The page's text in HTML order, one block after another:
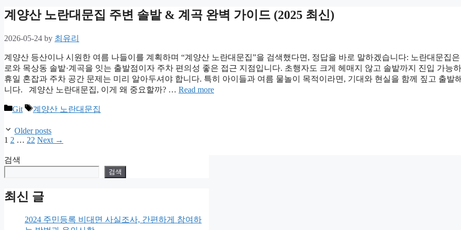
계양산 노란대문집 주변 솔밭 & 계곡 완벽 가이드 (2025 최신)
2026-05-24 by 최유리
계양산 등산이나 시원한 여름 나들이를 계획하며 “계양산 노란대문집”을 검색했다면, 정답을 바로 말하겠습니다: 노란대문집
로와 목상동 솔밭·계곡을 잇는 출발점이자 주차 편의성 좋은 접근 지점입니다. 초행자도 크게 헤매지 않고 솔밭까지 진입 가능
휴일 혼잡과 주차 공간 문제는 미리 알아두셔야 합니다. 특히 아이들과 여름 물놀이 목적이라면, 기대와 현실을 함께 짚고 출발
니다. 계양산 노란대문집, 이게 왜 중요할까? … Read more
Categories
Git Tags
계양산 노란대문집
Older posts
Page
1 Page
2 … Page
22 Next →
검색
검색
최신 글
2024 주민등록 비대면 사실조사, 간편하게 참여하